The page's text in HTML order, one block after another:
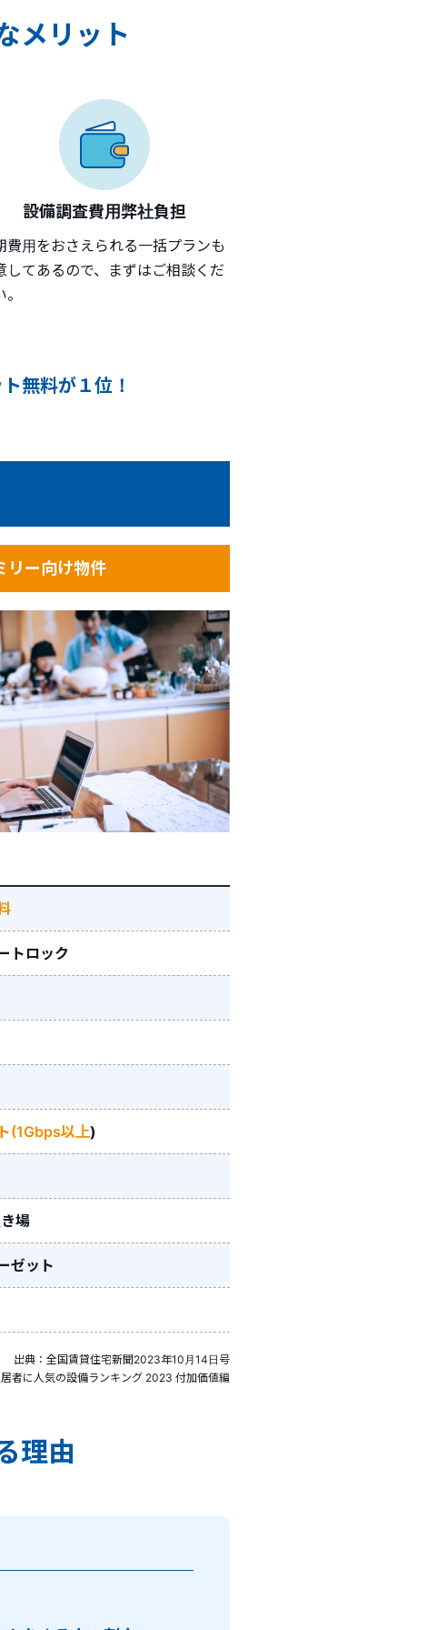
メリット
設備調査費用弊社負担
費用をおさえられる一括プランも
してあるので、まずはご相談くだ
無料が１位！
リー向け物件
トロック
(1Gbps以上)
場
ゼット
出典：全国賃貸住宅新聞2023年10月14日号
居者に人気の設備ランキング 2023 付加価値編
理由